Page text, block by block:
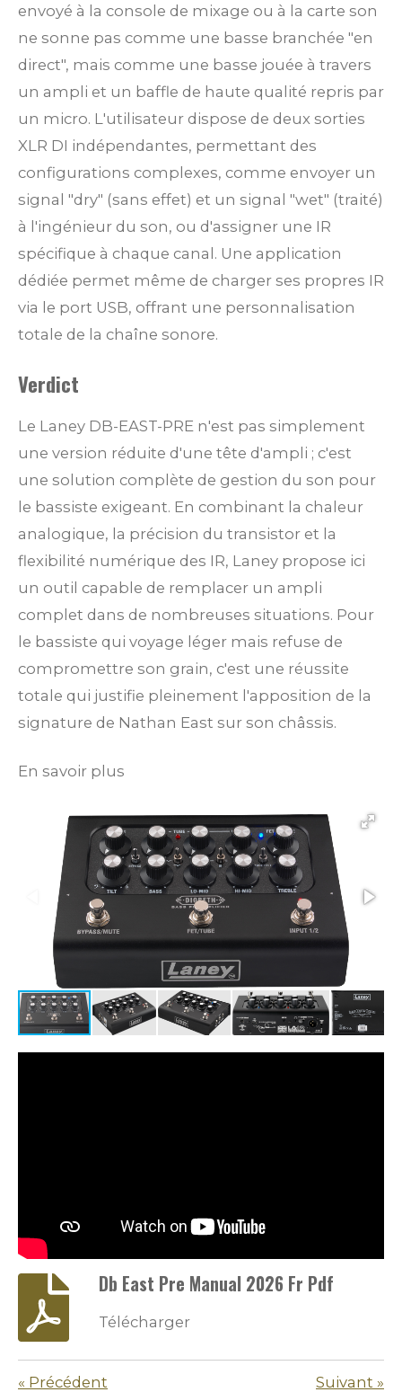
envoyé à la console de mixage ou à la carte son
ne sonne pas comme une basse branchée "en
direct", mais comme une basse jouée à travers
un ampli et un baffle de haute qualité repris par
un micro. L'utilisateur dispose de deux sorties
XLR DI indépendantes, permettant des
configurations complexes, comme envoyer un
signal "dry" (sans effet) et un signal "wet" (traité)
à l'ingénieur du son, ou d'assigner une IR
spécifique à chaque canal. Une application
dédiée permet même de charger ses propres IR
via le port USB, offrant une personnalisation
totale de la chaîne sonore.
Verdict
Le Laney DB-EAST-PRE n'est pas simplement
une version réduite d'une tête d'ampli ; c'est
une solution complète de gestion du son pour
le bassiste exigeant. En combinant la chaleur
analogique, la précision du transistor et la
flexibilité numérique des IR, Laney propose ici
un outil capable de remplacer un ampli
complet dans de nombreuses situations. Pour
le bassiste qui voyage léger mais refuse de
compromettre son grain, c'est une réussite
totale qui justifie pleinement l'apposition de la
signature de Nathan East sur son châssis.
En savoir plus
Db East Pre Manual 2026 Fr Pdf
Télécharger
« Précédent Suivant »